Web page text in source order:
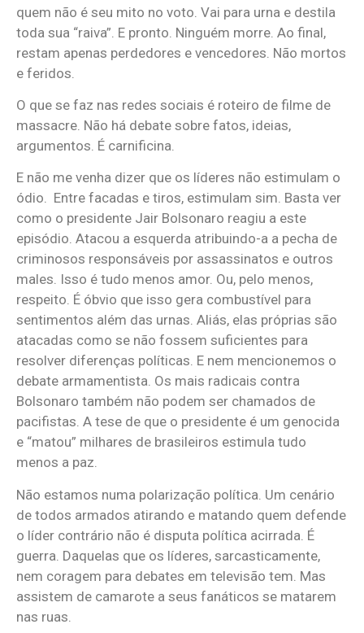
quem não é seu mito no voto. Vai para urna e destila
toda sua “raiva”. E pronto. Ninguém morre. Ao final,
restam apenas perdedores e vencedores. Não mortos
e feridos.
O que se faz nas redes sociais é roteiro de filme de
massacre. Não há debate sobre fatos, ideias,
argumentos. É carnificina.
E não me venha dizer que os líderes não estimulam o
ódio. Entre facadas e tiros, estimulam sim. Basta ver
como o presidente Jair Bolsonaro reagiu a este
episódio. Atacou a esquerda atribuindo-a a pecha de
criminosos responsáveis por assassinatos e outros
males. Isso é tudo menos amor. Ou, pelo menos,
respeito. É óbvio que isso gera combustível para
sentimentos além das urnas. Aliás, elas próprias são
atacadas como se não fossem suficientes para
resolver diferenças políticas. E nem mencionemos o
debate armamentista. Os mais radicais contra
Bolsonaro também não podem ser chamados de
pacifistas. A tese de que o presidente é um genocida
e “matou” milhares de brasileiros estimula tudo
menos a paz.
Não estamos numa polarização política. Um cenário
de todos armados atirando e matando quem defende
o líder contrário não é disputa política acirrada. É
guerra. Daquelas que os líderes, sarcasticamente,
nem coragem para debates em televisão tem. Mas
assistem de camarote a seus fanáticos se matarem
nas ruas.